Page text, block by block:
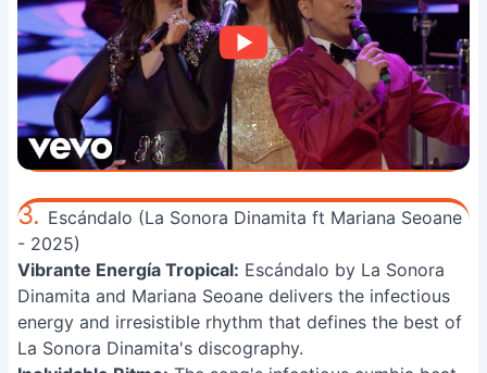
3. Escándalo (La Sonora Dinamita ft Mariana Seoane
- 2025)
Vibrante Energía Tropical: Escándalo by La Sonora
Dinamita and Mariana Seoane delivers the infectious
energy and irresistible rhythm that defines the best of
La Sonora Dinamita's discography.